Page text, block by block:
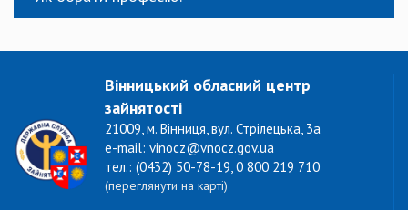
Вінницький обласний центр
зайнятості
21009, м. Вінниця, вул. Стрілецька, 3а
e-mail: vinocz@vnocz.gov.ua
тел.: (0432) 50-78-19, 0 800 219 710
(переглянути на карті)